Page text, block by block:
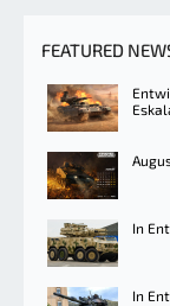
FEATURED
In
In